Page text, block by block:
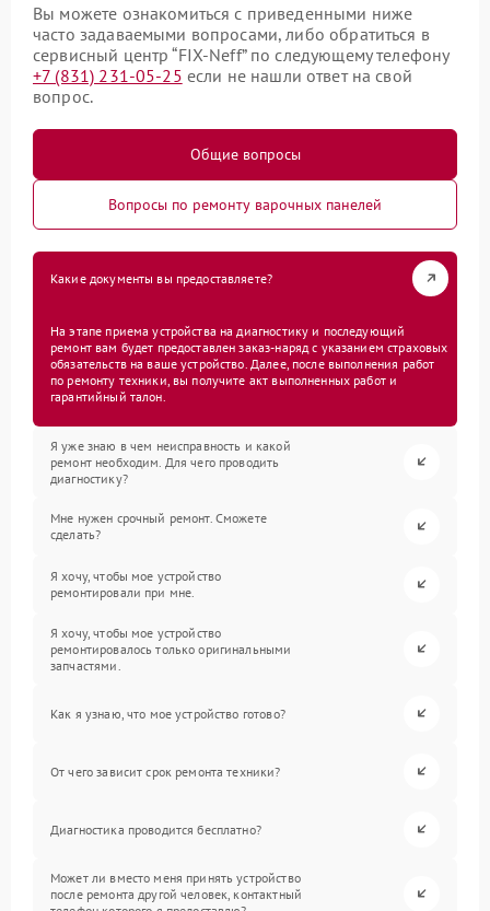
Вы можете ознакомиться с приведенными ниже
часто задаваемыми вопросами, либо обратиться в
сервисный центр “FIX-Neff” по следующему телефону
+7 (831) 231-05-25 если не нашли ответ на свой
вопрос.
Общие вопросы
Вопросы по ремонту варочных панелей
Какие документы вы предоставляете?
На этапе приема устройства на диагностику и последующий
ремонт вам будет предоставлен заказ-наряд с указанием страховых
обязательств на ваше устройство. Далее, после выполнения работ
по ремонту техники, вы получите акт выполненных работ и
гарантийный талон.
Я уже знаю в чем неисправность и какой
ремонт необходим. Для чего проводить
диагностику?
Мне нужен срочный ремонт. Сможете
сделать?
Я хочу, чтобы мое устройство
ремонтировали при мне.
Я хочу, чтобы мое устройство
ремонтировалось только оригинальными
запчастями.
Как я узнаю, что мое устройство готово?
От чего зависит срок ремонта техники?
Диагностика проводится бесплатно?
Может ли вместо меня принять устройство
после ремонта другой человек, контактный